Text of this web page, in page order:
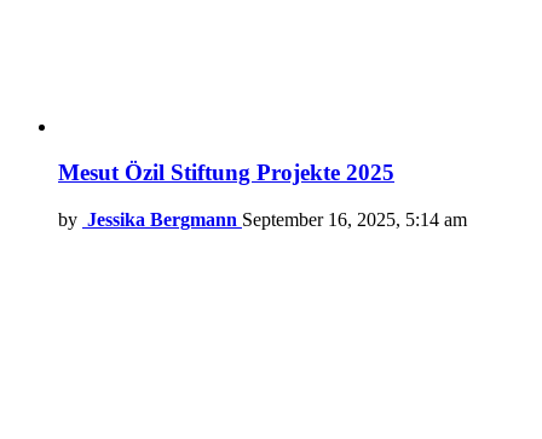
Mesut Özil Stiftung Projekte 2025
by Jessika Bergmann September 16, 2025, 5:14 am